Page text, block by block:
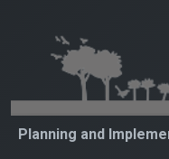
Planning and